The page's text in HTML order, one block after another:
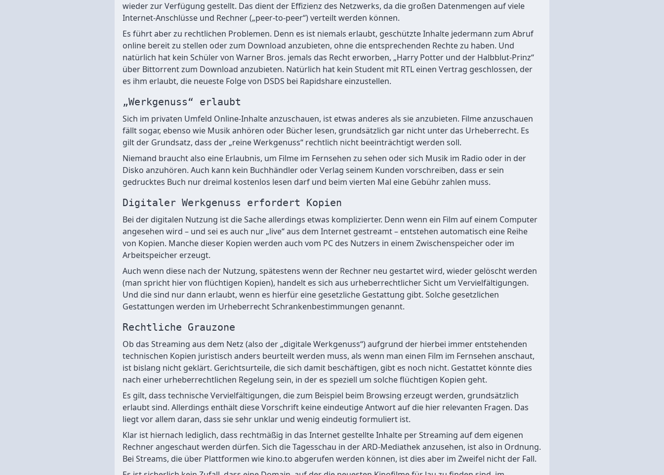
wieder zur Verfügung gestellt. Das dient der Effizienz des Netzwerks, da die großen Datenmengen auf viele
Internet-Anschlüsse und Rechner („peer-to-peer“) verteilt werden können.
Es führt aber zu rechtlichen Problemen. Denn es ist niemals erlaubt, geschützte Inhalte jedermann zum Abruf
online bereit zu stellen oder zum Download anzubieten, ohne die entsprechenden Rechte zu haben. Und
natürlich hat kein Schüler von Warner Bros. jemals das Recht erworben, „Harry Potter und der Halbblut-Prinz“
über Bittorrent zum Download anzubieten. Natürlich hat kein Student mit RTL einen Vertrag geschlossen, der
es ihm erlaubt, die neueste Folge von DSDS bei Rapidshare einzustellen.
„Werkgenuss“ erlaubt
Sich im privaten Umfeld Online-Inhalte anzuschauen, ist etwas anderes als sie anzubieten. Filme anzuschauen
fällt sogar, ebenso wie Musik anhören oder Bücher lesen, grundsätzlich gar nicht unter das Urheberrecht. Es
gilt der Grundsatz, dass der „reine Werkgenuss“ rechtlich nicht beeinträchtigt werden soll.
Niemand braucht also eine Erlaubnis, um Filme im Fernsehen zu sehen oder sich Musik im Radio oder in der
Disko anzuhören. Auch kann kein Buchhändler oder Verlag seinem Kunden vorschreiben, dass er sein
gedrucktes Buch nur dreimal kostenlos lesen darf und beim vierten Mal eine Gebühr zahlen muss.
Digitaler Werkgenuss erfordert Kopien
Bei der digitalen Nutzung ist die Sache allerdings etwas komplizierter. Denn wenn ein Film auf einem Computer
angesehen wird – und sei es auch nur „live“ aus dem Internet gestreamt – entstehen automatisch eine Reihe
von Kopien. Manche dieser Kopien werden auch vom PC des Nutzers in einem Zwischenspeicher oder im
Arbeitspeicher erzeugt.
Auch wenn diese nach der Nutzung, spätestens wenn der Rechner neu gestartet wird, wieder gelöscht werden
(man spricht hier von flüchtigen Kopien), handelt es sich aus urheberrechtlicher Sicht um Vervielfältigungen.
Und die sind nur dann erlaubt, wenn es hierfür eine gesetzliche Gestattung gibt. Solche gesetzlichen
Gestattungen werden im Urheberrecht Schrankenbestimmungen genannt.
Rechtliche Grauzone
Ob das Streaming aus dem Netz (also der „digitale Werkgenuss“) aufgrund der hierbei immer entstehenden
technischen Kopien juristisch anders beurteilt werden muss, als wenn man einen Film im Fernsehen anschaut,
ist bislang nicht geklärt. Gerichtsurteile, die sich damit beschäftigen, gibt es noch nicht. Gestattet könnte dies
nach einer urheberrechtlichen Regelung sein, in der es speziell um solche flüchtigen Kopien geht.
Es gilt, dass technische Vervielfältigungen, die zum Beispiel beim Browsing erzeugt werden, grundsätzlich
erlaubt sind. Allerdings enthält diese Vorschrift keine eindeutige Antwort auf die hier relevanten Fragen. Das
liegt vor allem daran, dass sie sehr unklar und wenig eindeutig formuliert ist.
Klar ist hiernach lediglich, dass rechtmäßig in das Internet gestellte Inhalte per Streaming auf dem eigenen
Rechner angeschaut werden dürfen. Sich die Tagesschau in der ARD-Mediathek anzusehen, ist also in Ordnung.
Bei Streams, die über Plattformen wie kino.to abgerufen werden können, ist dies aber im Zweifel nicht der Fall.